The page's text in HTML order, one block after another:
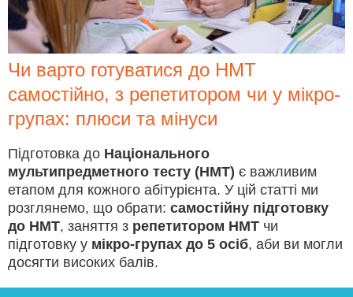
Чи варто готуватися до НМТ
самостійно, з репетитором чи у мікро-
групах: плюси та мінуси
Підготовка до Національного
мультипредметного тесту (НМТ) є важливим
етапом для кожного абітурієнта. У цій статті ми
розглянемо, що обрати: самостійну підготовку
до НМТ, заняття з репетитором НМТ чи
підготовку у мікро-групах до 5 осіб, аби ви могли
досягти високих балів.